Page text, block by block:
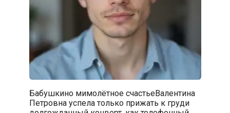
Бабушкино мимолётное счастьеВалентина
Петровна успела только прижать к груди